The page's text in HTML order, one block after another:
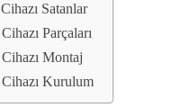
Satanlar
Parçaları
Montaj
Kurulum